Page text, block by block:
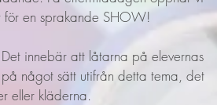
för en sprakande SHOW!
innebär att låtarna på elevernas
något sätt utifrån detta tema, det
eller kläderna.